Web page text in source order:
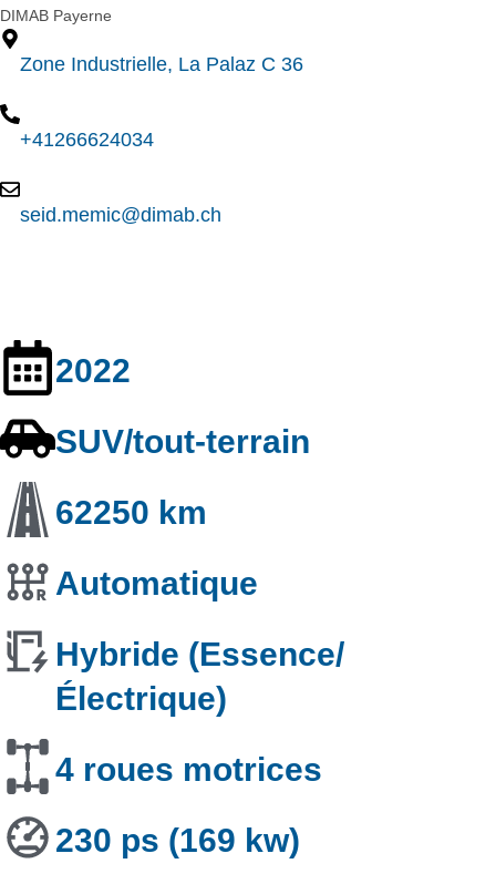
DIMAB Payerne
Zone Industrielle, La Palaz C 36
+41266624034
seid.memic@dimab.ch
2022
SUV/tout-terrain
62250 km
Automatique
Hybride (Essence/
Électrique)
4 roues motrices
230 ps (169 kw)